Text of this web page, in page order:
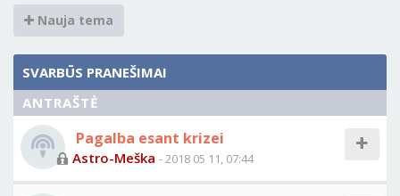
Nauja tema
SVARBŪS PRANEŠIMAI
ANTRAŠTĖ
Pagalba esant krizei
Astro-Meška - 2018 05 11, 07:44